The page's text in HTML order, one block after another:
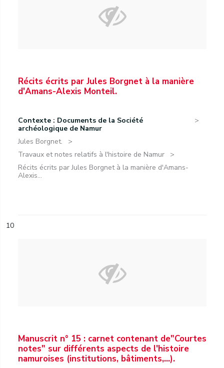
Récits écrits par Jules Borgnet à la manière
d'Amans-Alexis Monteil.
Contexte : Documents de la Société
archéologique de Namur
Jules Borgnet.
Travaux et notes relatifs à l'histoire de Namur
Récits écrits par Jules Borgnet à la manière d'Amans-
Alexis...
10
Manuscrit n° 15 : carnet contenant de"Courtes
notes" sur différents aspects de l'histoire
namuroises (institutions, bâtiments,...).